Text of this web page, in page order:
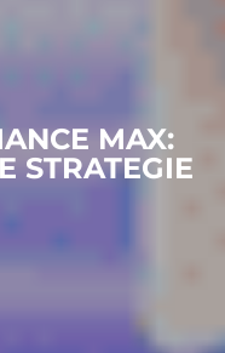
MAX:
STRATEGIE